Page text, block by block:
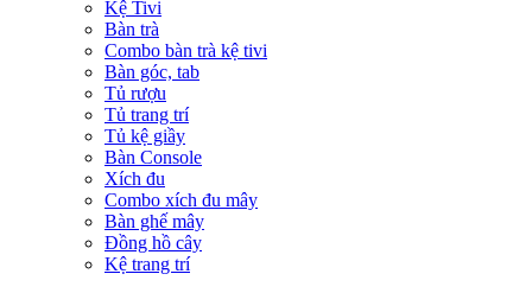
Kệ Tivi
Bàn trà
Combo bàn trà kệ tivi
Bàn góc, tab
Tủ rượu
Tủ trang trí
Tủ kệ giầy
Bàn Console
Xích đu
Combo xích đu mây
Bàn ghế mây
Đồng hồ cây
Kệ trang trí